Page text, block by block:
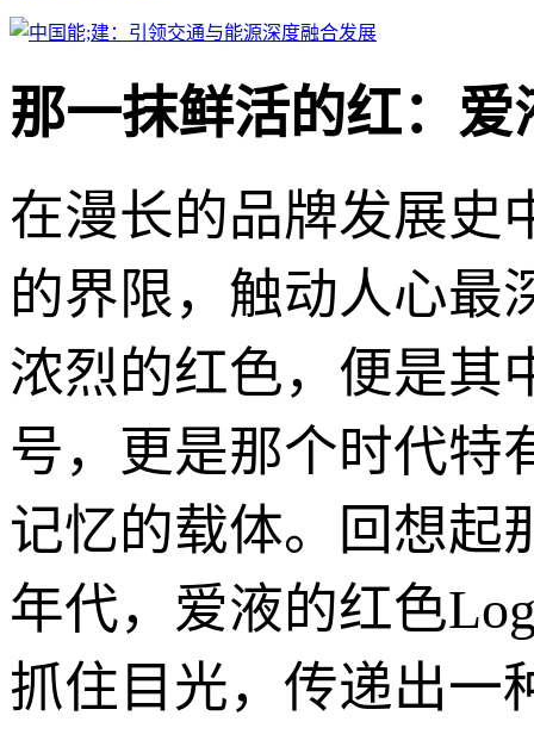
那一抹鲜活的红：
在漫长的品牌发展史
的界限，触动人心最
浓烈的红色，便是其
号，更是那个时代特
记忆的载体。回想起
年代，爱液的红色
抓住目光，传递出一